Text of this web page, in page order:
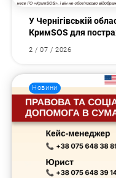
У Чернігівській
КримSOS для
2 / 07 / 2026
Новини